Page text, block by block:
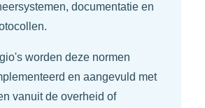
documentatie en
worden deze normen
en aangevuld met
vanuit de overheid of